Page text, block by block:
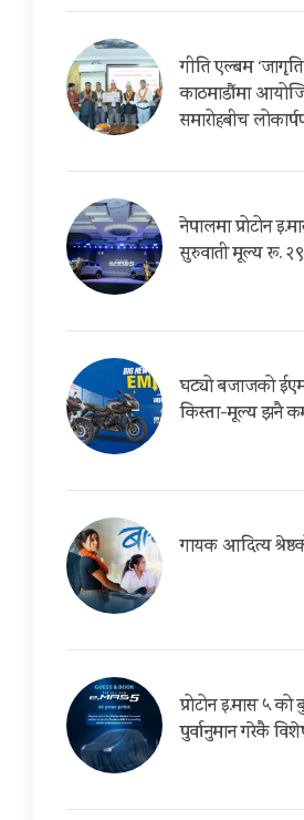
गीति एल्बम
काठमाडौंमा
समारोहबीच
नेपालमा प्रोटोन
सुरुवाती मूल्य रू.
घट्यो बजाजको
किस्ता-मूल्य झनै
गायक आदित्य
प्रोटोन इ.मास ५
पुर्वानुमान गरेकै